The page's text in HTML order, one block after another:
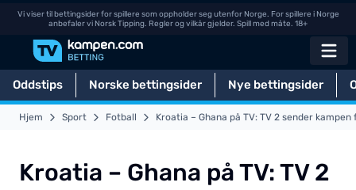
Vi viser til bettingsider for spillere som oppholder seg utenfor Norge. For spillere i Norge
anbefaler vi Norsk Tipping. Regler og vilkår gjelder. Spill med måte. 18+
Oddstips Norske bettingsider Nye bettingsider
Hjem Sport Fotball Kroatia – Ghana på TV: TV 2 sender
Kroatia – Ghana på TV: TV 2